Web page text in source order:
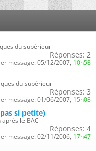
du supérieur
Réponses: 2
message: 05/12/2007, 10h58
du supérieur
Réponses: 3
message: 01/06/2007, 15h08
si petite)
le BAC
Réponses: 4
message: 02/11/2006, 17h47